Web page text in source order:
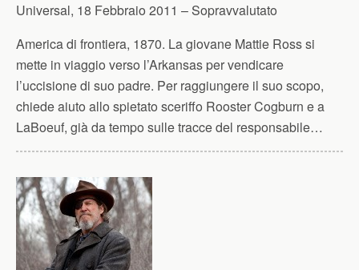
Universal, 18 Febbraio 2011 – Sopravvalutato
America di frontiera, 1870. La giovane Mattie Ross si
mette in viaggio verso l’Arkansas per vendicare
l’uccisione di suo padre. Per raggiungere il suo scopo,
chiede aiuto allo spietato sceriffo Rooster Cogburn e a
LaBoeuf, già da tempo sulle tracce del responsabile…